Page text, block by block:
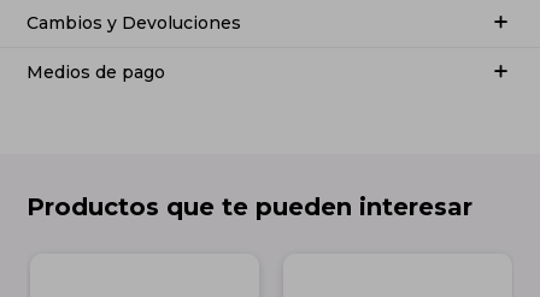
Cambios y Devoluciones
Medios de pago
Productos que te pueden interesar